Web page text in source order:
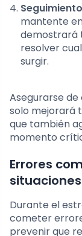
mantente
demostrará
resolver
surgir.
Asegurarse
solo mejorará
que también
momento
Errores
Durante el
cometer
prevenir que